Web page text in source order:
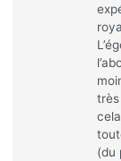
très
(du